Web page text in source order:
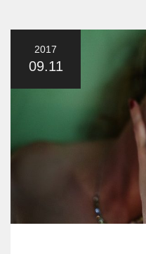
2017
09.11